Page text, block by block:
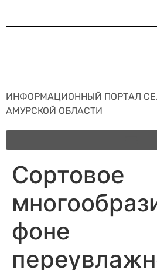
ИНФОРМАЦИОННЫЙ ПОРТАЛ
АМУРСКОЙ ОБЛАСТИ
Сортовое
фоне